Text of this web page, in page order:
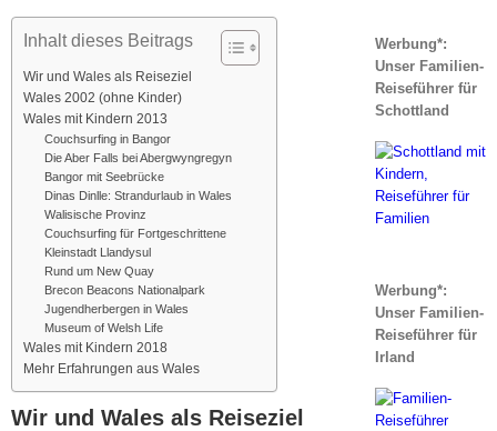
Inhalt dieses Beitrags
Wir und Wales als Reiseziel
Wales 2002 (ohne Kinder)
Wales mit Kindern 2013
Couchsurfing in Bangor
Die Aber Falls bei Abergwyngregyn
Bangor mit Seebrücke
Dinas Dinlle: Strandurlaub in Wales
Walisische Provinz
Couchsurfing für Fortgeschrittene
Kleinstadt Llandysul
Rund um New Quay
Brecon Beacons Nationalpark
Jugendherbergen in Wales
Museum of Welsh Life
Wales mit Kindern 2018
Mehr Erfahrungen aus Wales
Wir und Wales als Reiseziel
Werbung*:
Unser Familien-
Reiseführer für
Schottland
Werbung*:
Unser Familien-
Reiseführer für
Irland